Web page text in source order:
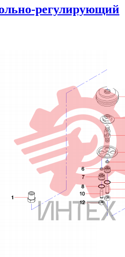
регулирующий